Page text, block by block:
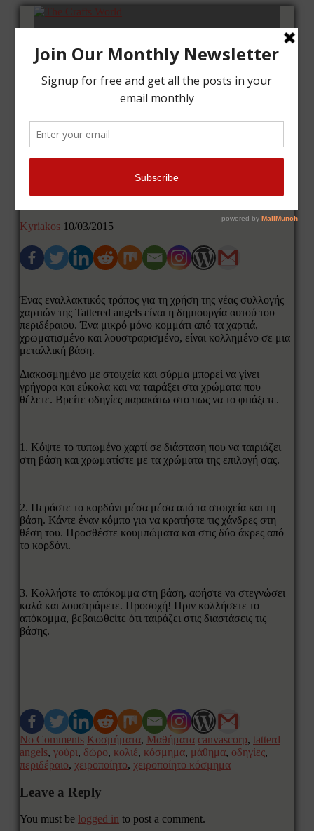
Μαθήματα
Κάρτες
Επικοινωνία
Get Tangled – Περιδέραιο
Kyriakos 10/03/2015
Ένας εναλλακτικός τρόπος για τη χρήση της νέας συλλογής
χαρτιών της Tattered angels είναι η δημιουργία αυτού του
περιδέραιου. Ένα μικρό μόνο κομμάτι από τα χαρτιά,
χρωματισμένο και λουστραρισμένο, είναι κολλημένο σε μια
μεταλλική βάση.
Διακοσμημένο με στοιχεία και σύρμα μπορεί να γίνει
γρήγορα και εύκολα και να ταιράξει στα χρώματα που
θέλετε. Βρείτε οδηγίες παρακάτω στο πως να το φτιάξετε.
1. Κόψτε το τυπωμένο χαρτί σε διάσταση που να ταιριάζει
στη βάση και χρωματίστε με τα χρώματα της επιλογή σας.
2. Περάστε το κορδόνι μέσα μέσα από τα στοιχεία και τη
βάση. Κάντε έναν κόμπο για να κρατήστε τις χάνδρες στη
θέση του. Προσθέστε κουμπώματα και στις δύο άκρες από
το κορδόνι.
3. Κολλήστε το απόκομμα στη βάση, αφήστε να στεγνώσει
καλά και λουστράρετε. Προσοχή! Πριν κολλήσετε το
απόκομμα, βεβαιωθείτε ότι ταιράζει στις διαστάσεις τις
βάσης.
No Comments Κοσμήματα, Μαθήματα canvascorp, tatterd
angels, γούρι, δώρο, κολιέ, κόσμημα, μάθημα, οδηγίες,
περιδέραιο, χειροποίητο, χειροποίητο κόσμημα
Leave a Reply
You must be logged in to post a comment.